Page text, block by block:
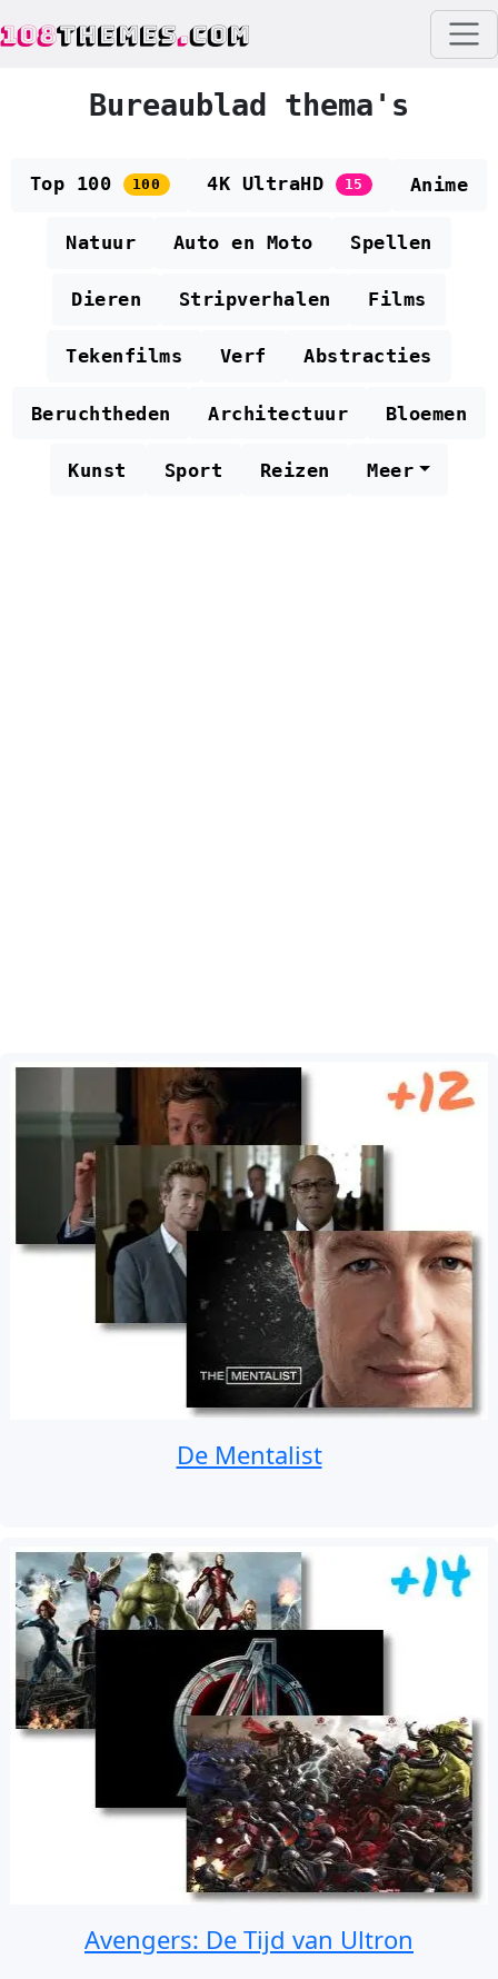
108THEMES.COM
Bureaublad thema's
Top 100 100 4K UltraHD 15 Anime
Natuur Auto en Moto Spellen
Dieren Stripverhalen Films
Tekenfilms Verf Abstracties
Beruchtheden Architectuur Bloemen
Kunst Sport Reizen Meer
De Mentalist
Avengers: De Tijd van Ultron